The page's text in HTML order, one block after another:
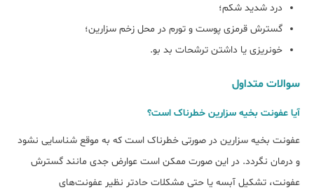
درد شدید شکم؛
گسترش قرمزی پوست و تورم در محل زخم سزارین؛
خونریزی یا داشتن ترشحات بد بو.
سوالات متداول
آیا عفونت بخیه سزارین خطرناک است؟
عفونت بخیه سزارین در صورتی خطرناک است که به موقع شناسایی نشود
و درمان نگردد. در این صورت ممکن است عوارض جدی مانند گسترش
عفونت، تشکیل آبسه یا حتی مشکلات حادتر نظیر عفونت‌های